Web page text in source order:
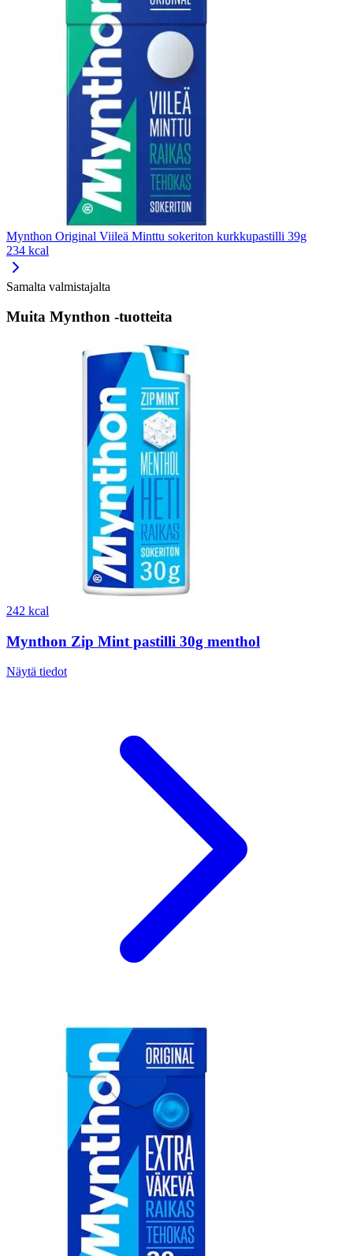
Mynthon Original Viileä Minttu sokeriton kurkkupastilli 39g
234 kcal
Samalta valmistajalta
Muita Mynthon -tuotteita
242 kcal
Mynthon Zip Mint pastilli 30g menthol
Näytä tiedot